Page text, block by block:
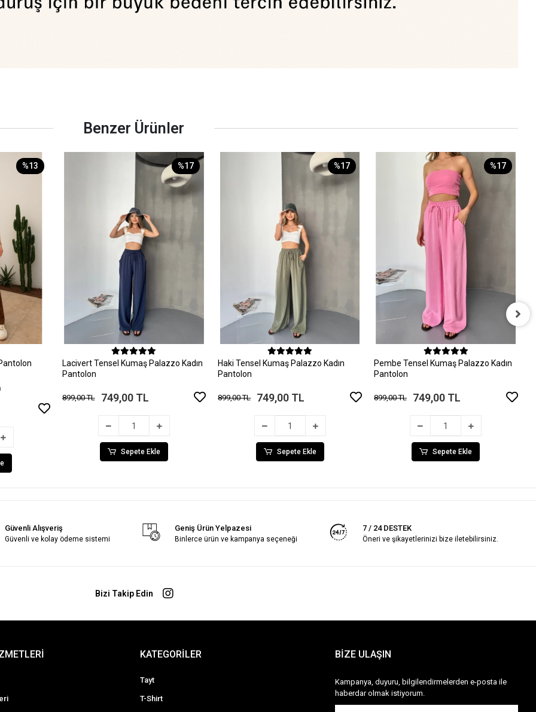
Benzer Ürünler
%13 %17
Sepete Ekle
Lacivert Tensel Kumaş Palazzo Kadın
Pantolon
899,00 TL 749,00 TL
Sepete Ekle
%17
Sepete Ekle
Haki Tensel Kumaş Palazzo Kadın
Pantolon
899,00 TL 749,00 TL
Sepete Ekle
%17
Sepete Ekle
Pembe Tensel Kumaş Palazzo Kadın
Pantolon
899,00 TL 749,00 TL
Sepete Ekle
Güvenli Alışveriş
Güvenli ve kolay ödeme sistemi
Geniş Ürün Yelpazesi
Binlerce ürün ve kampanya seçeneği
7 / 24 DESTEK
Öneri ve şikayetlerinizi bize iletebilirsiniz.
Bizi Takip Edin
KATEGORİLER
Tayt
T-Shirt
BİZE ULAŞIN
Kampanya, duyuru, bilgilendirmelerden e-posta ile
haberdar olmak istiyorum.